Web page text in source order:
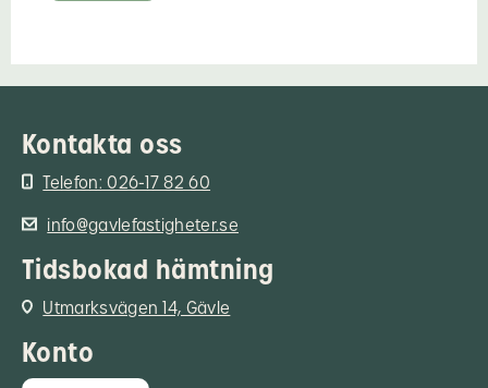
Kontakta oss
Telefon: 026-17 82 60
info@gavlefastigheter.se
Tidsbokad hämtning
Utmarksvägen 14, Gävle
Konto